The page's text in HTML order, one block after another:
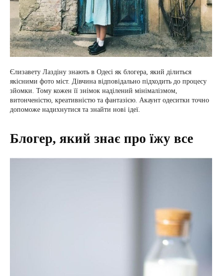
Єлизавету Лаздіну знають в Одесі як блогера, який ділиться
якісними фото міст. Дівчина відповідально підходить до процесу
зйомки. Тому кожен її знімок наділений мінімалізмом,
витонченістю, креативністю та фантазією. Акаунт одеситки точно
допоможе надихнутися та знайти нові ідеї.
Блогер, який знає про їжу все